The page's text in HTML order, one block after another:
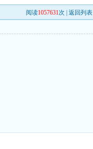
阅读1057631次 |返回列表